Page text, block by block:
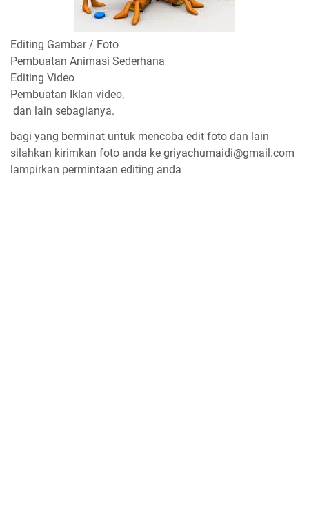
Editing Gambar / Foto
Pembuatan Animasi Sederhana
Editing Video
Pembuatan Iklan video,
dan lain sebagianya.
bagi yang berminat untuk mencoba edit foto dan lain
silahkan kirimkan foto anda ke griyachumaidi@gmail.com
lampirkan permintaan editing anda